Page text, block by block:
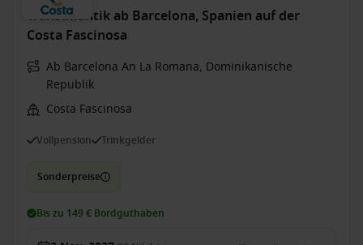
Transatlantik ab Barcelona, Spanien auf der
Costa Fascinosa
Ab Barcelona An La Romana, Dominikanische
Republik
Costa Fascinosa
Vollpension Trinkgelder
Sonderpreise
Bis zu 149 € Bordguthaben